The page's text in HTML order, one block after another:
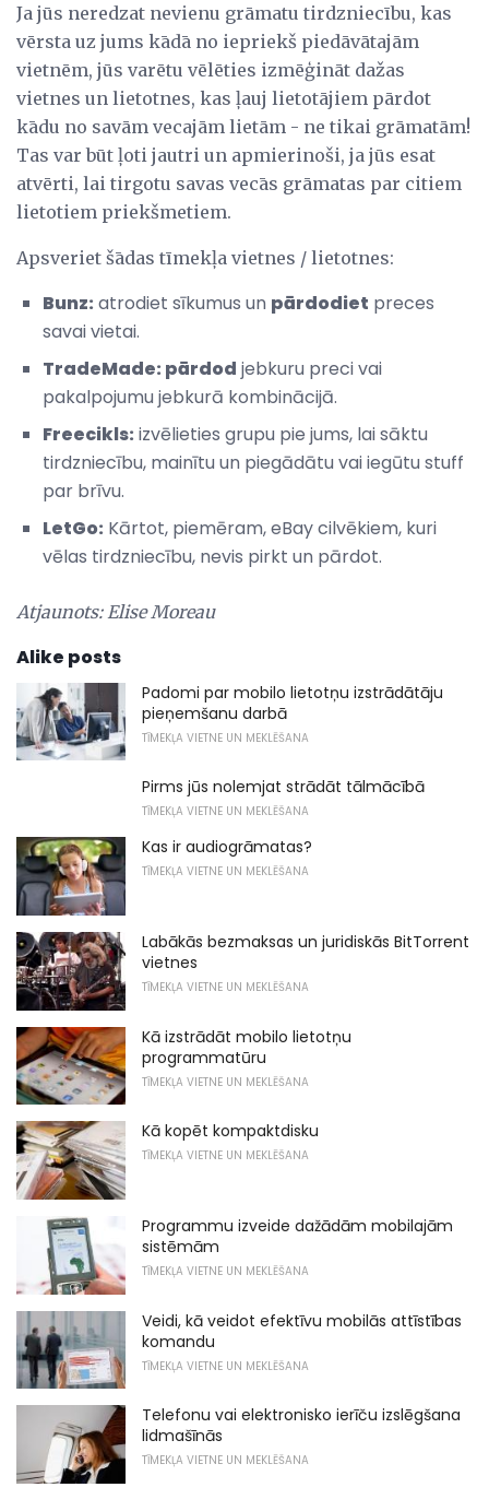
Ja jūs neredzat nevienu grāmatu tirdzniecību, kas
vērsta uz jums kādā no iepriekš piedāvātajām
vietnēm, jūs varētu vēlēties izmēģināt dažas
vietnes un lietotnes, kas ļauj lietotājiem pārdot
kādu no savām vecajām lietām - ne tikai grāmatām!
Tas var būt ļoti jautri un apmierinoši, ja jūs esat
atvērti, lai tirgotu savas vecās grāmatas par citiem
lietotiem priekšmetiem.
Apsveriet šādas tīmekļa vietnes / lietotnes:
Bunz: atrodiet sīkumus un pārdodiet preces
savai vietai.
TradeMade: pārdod jebkuru preci vai
pakalpojumu jebkurā kombinācijā.
Freecikls: izvēlieties grupu pie jums, lai sāktu
tirdzniecību, mainītu un piegādātu vai iegūtu stuff
par brīvu.
LetGo: Kārtot, piemēram, eBay cilvēkiem, kuri
vēlas tirdzniecību, nevis pirkt un pārdot.
Atjaunots: Elise Moreau
Alike posts
Padomi par mobilo lietotņu izstrādātāju
pieņemšanu darbā
TĪMEKĻA VIETNE UN MEKLĒŠANA
Pirms jūs nolemjat strādāt tālmācībā
TĪMEKĻA VIETNE UN MEKLĒŠANA
Kas ir audiogrāmatas?
TĪMEKĻA VIETNE UN MEKLĒŠANA
Labākās bezmaksas un juridiskās BitTorrent
vietnes
TĪMEKĻA VIETNE UN MEKLĒŠANA
Kā izstrādāt mobilo lietotņu
programmatūru
TĪMEKĻA VIETNE UN MEKLĒŠANA
Kā kopēt kompaktdisku
TĪMEKĻA VIETNE UN MEKLĒŠANA
Programmu izveide dažādām mobilajām
sistēmām
TĪMEKĻA VIETNE UN MEKLĒŠANA
Veidi, kā veidot efektīvu mobilās attīstības
komandu
TĪMEKĻA VIETNE UN MEKLĒŠANA
Telefonu vai elektronisko ierīču izslēgšana
lidmašīnās
TĪMEKĻA VIETNE UN MEKLĒŠANA